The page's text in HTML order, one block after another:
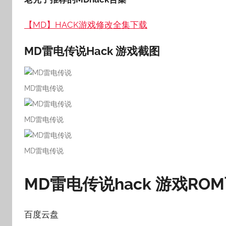
【MD】HACK游戏修改全集下载
MD雷电传说Hack 游戏截图
MD雷电传说
MD雷电传说
MD雷电传说
MD雷电传说hack 游戏
百度云盘